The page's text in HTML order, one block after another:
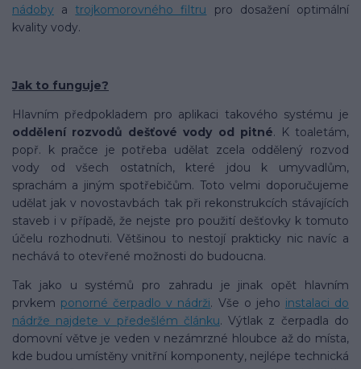
nádoby atrojkomorovného filtru pro dosažení optimální
kvality vody.
Jak to funguje?
Hlavním předpokladem pro aplikaci takového systému je
oddělení rozvodů dešťové vody od pitné. K toaletám,
popř. k pračce je potřeba udělat zcela oddělený rozvod
vody od všech ostatních, které jdou k umyvadlům,
sprachám a jiným spotřebičům. Toto velmi doporučujeme
udělat jak v novostavbách tak při rekonstrukcích stávajících
staveb i v případě, že nejste pro použití dešťovky k tomuto
účelu rozhodnuti. Většinou to nestojí prakticky nic navíc a
nechává to otevřené možnosti do budoucna.
Tak jako u systémů pro zahradu je jinak opět hlavním
prvkem ponorné čerpadlo v nádrži. Vše o jeho instalaci do
nádrže najdete v předešlém článku. Výtlak z čerpadla do
domovní větve je veden v nezámrzné hloubce až do místa,
kde budou umístěny vnitřní komponenty, nejlépe technická